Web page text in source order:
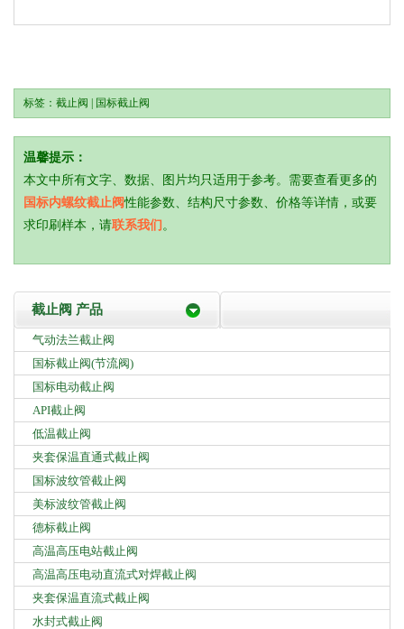
标签： 截止阀 | 国标截止阀
温馨提示：
本文中所有文字、数据、图片均只适用于参考。需要查看更多的
国标内螺纹截止阀性能参数、结构尺寸参数、价格等详情，或要
求印刷样本，请联系我们 。
截止阀 产品
气动法兰截止阀
国标截止阀(节流阀)
国标电动截止阀
API截止阀
低温截止阀
夹套保温直通式截止阀
国标波纹管截止阀
美标波纹管截止阀
德标截止阀
高温高压电站截止阀
高温高压电动直流式对焊截止阀
夹套保温直流式截止阀
水封式截止阀